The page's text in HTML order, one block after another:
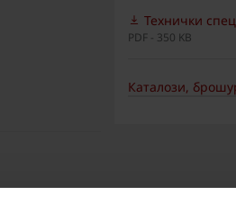
Технички
PDF - 350 KB
Каталози,